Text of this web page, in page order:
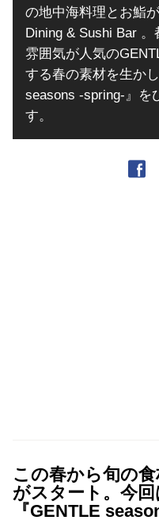
の地中海料理とお鮨
Dining & Sushi Bar
雰囲気が人気の
する春の素材を生か
seasons -spring-』を
す。
この春から旬の
がスタート。今
『GENTLE